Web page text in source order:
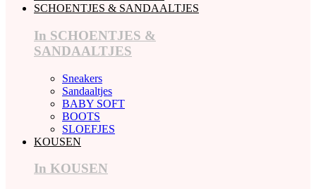
SCHOENTJES & SANDAALTJES
In SCHOENTJES &
SANDAALTJES
Sneakers
Sandaaltjes
BABY SOFT
BOOTS
SLOEFJES
KOUSEN
In KOUSEN